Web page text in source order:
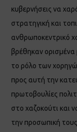
κυβερνήσεις να
στρατηγική και
ανθρωποκεντρικό
βρέθηκαν
το ρόλο των
προς αυτή την
πρωτοβουλίες
στο χαζοκούτι και
την προσωπική